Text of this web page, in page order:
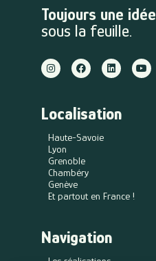
Toujours une idée
sous la feuille.
Localisation
Haute-Savoie
Lyon
Grenoble
Chambéry
Genève
Et partout en France !
Navigation